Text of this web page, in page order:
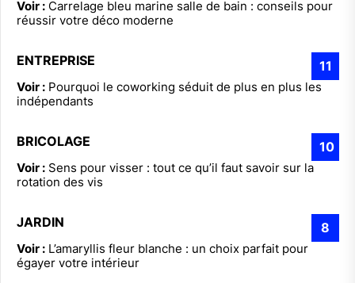
Voir : Carrelage bleu marine salle de bain : conseils pour
réussir votre déco moderne
ENTREPRISE 11
Voir : Pourquoi le coworking séduit de plus en plus les
indépendants
BRICOLAGE 10
Voir : Sens pour visser : tout ce qu’il faut savoir sur la
rotation des vis
JARDIN 8
Voir : L’amaryllis fleur blanche : un choix parfait pour
égayer votre intérieur